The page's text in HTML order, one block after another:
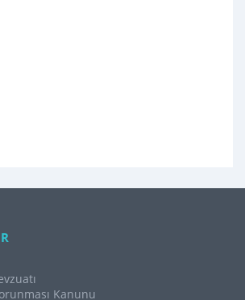
Kanunu